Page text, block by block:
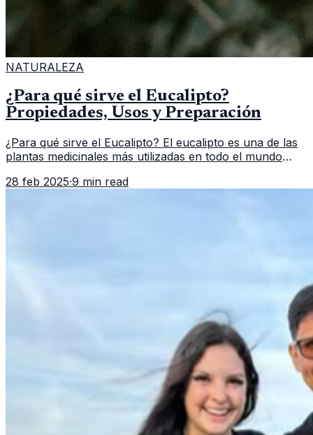
NATURALEZA
¿Para qué sirve el Eucalipto?
Propiedades, Usos y Preparación
¿Para qué sirve el Eucalipto? El eucalipto es una de las
plantas medicinales más utilizadas en todo el mundo
antimicrobianas y expector
28 feb 2025·9 min read